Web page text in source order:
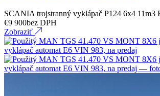
SCANIA trojstranný vyklápač P124 6x4 11m3
€9 900bez DPH
Zobraziť